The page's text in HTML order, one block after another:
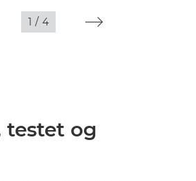
1 / 4
testet og